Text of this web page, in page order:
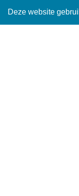
Deze website